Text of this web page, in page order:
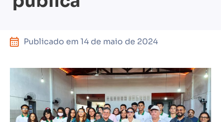
Publicado em 14 de maio de 2024